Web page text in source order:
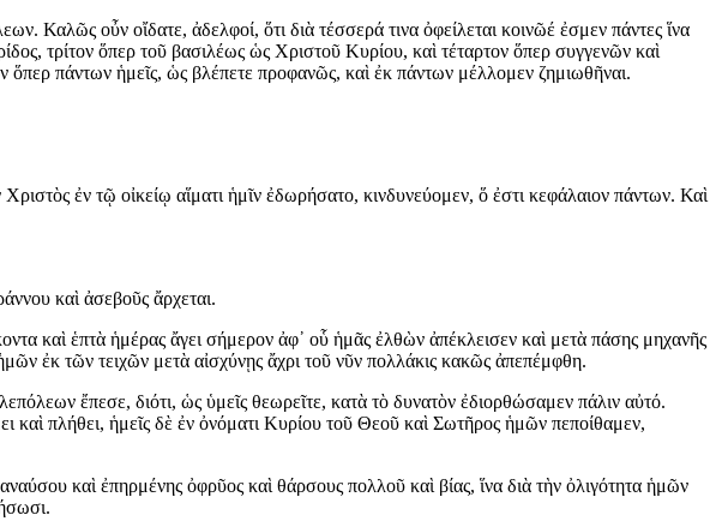
Καλῶς οὖν οἴδατε, ἀδελφοί, ὅτι διὰ τέσσερά τινα ὀφείλεται κοινῶέ ἐσμεν πάντες ἵνα
τρίτον ὅπερ τοῦ βασιλέως ὡς Χριστοῦ Κυρίου, καὶ τέταρτον ὅπερ συγγενῶν καὶ
πάντων ἡμεῖς, ὡς βλέπετε προφανῶς, καὶ ἐκ πάντων μέλλομεν ζημιωθῆναι.
ἐν τῷ οἰκείῳ αἵματι ἡμῖν ἐδωρήσατο, κινδυνεύομεν, ὅ ἐστι κεφάλαιον πάντων. Καὶ
καὶ ἀσεβοῦς ἄρχεται.
καὶ ἑπτὰ ἡμέρας ἄγει σήμερον ἀφ᾿ οὗ ἡμᾶς ἐλθὼν ἀπέκλεισεν καὶ μετὰ πάσης μηχανῆς
ἐκ τῶν τειχῶν μετὰ αἰσχύνῃς ἄχρι τοῦ νῦν πολλάκις κακῶς ἀπεπέμφθη.
ἔπεσε, διότι, ὡς ὑμεῖς θεωρεῖτε, κατὰ τὸ δυνατὸν ἐδιορθώσαμεν πάλιν αὐτό.
καὶ πλήθει, ἡμεῖς δὲ ἐν ὀνόματι Κυρίου τοῦ Θεοῦ καὶ Σωτῆρος ἡμῶν πεποίθαμεν,
καὶ ἐπηρμένης ὀφρῦος καὶ θάρσους πολλοῦ καὶ βίας, ἵνα διὰ τὴν ὀλιγότητα ἡμῶν